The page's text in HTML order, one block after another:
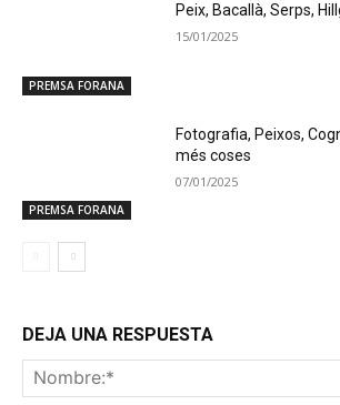
PREMSA FORANA
Peix, Bacallà, Serps,
15/01/2025
PREMSA FORANA
Fotografia, Peixos,
més coses
07/01/2025
DEJA UNA RESPUESTA